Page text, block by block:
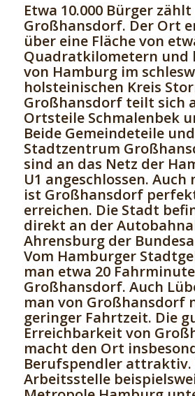
Etwa 10.000 Bürger
Großhansdorf. Der Ort
über eine Fläche von
Quadratkilometern und
von Hamburg im
holsteinischen Kreis
Großhansdorf teilt sich
Ortsteile Schmalenbek
Beide Gemeindeteile
Stadtzentrum
sind an das Netz der
U1 angeschlossen. Auch
ist Großhansdorf
erreichen. Die Stadt
direkt an der
Ahrensburg der
Vom Hamburger
man etwa 20
Großhansdorf. Auch
man von Großhansdorf
geringer Fahrtzeit. Die
Erreichbarkeit von
macht den Ort
Berufspendler attraktiv.
Arbeitsstelle